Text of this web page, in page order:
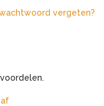
vergeten?